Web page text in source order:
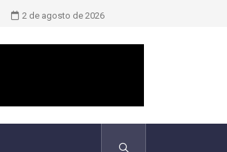
Novo boletim indica El Niño ‘muito
2 de agosto de 2026